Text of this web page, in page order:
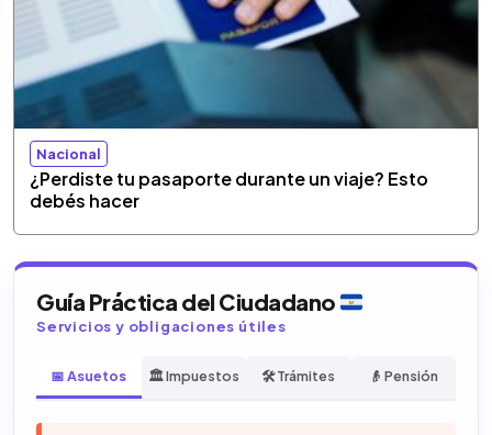
Nacional
¿Perdiste tu pasaporte durante un viaje? Esto
debés hacer
Guía Práctica del Ciudadano
Servicios y obligaciones útiles
📅 Asuetos 🏛️ Impuestos 🛠️ Trámites 👴 Pensión